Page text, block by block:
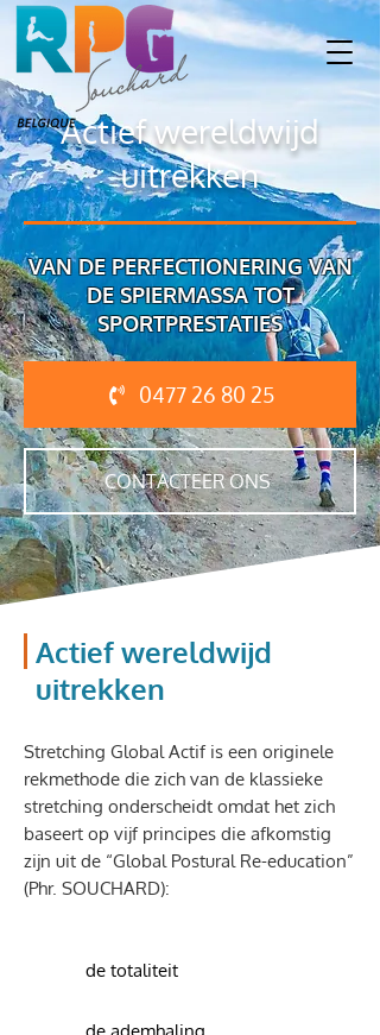
Actief wereldwijd
uitrekken
VAN DE PERFECTIONERING VAN
DE SPIERMASSA TOT
SPORTPRESTATIES
0477 26 80 25
CONTACTEER ONS
Actief wereldwijd
uitrekken
Stretching Global Actif is een originele
rekmethode die zich van de klassieke
stretching onderscheidt omdat het zich
baseert op vijf principes die afkomstig
zijn uit de “Global Postural Re-education”
(Phr. SOUCHARD):
de totaliteit